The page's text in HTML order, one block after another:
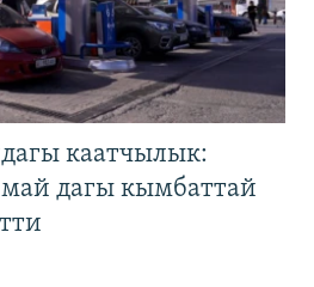
каатчылык:
дагы кымбаттай